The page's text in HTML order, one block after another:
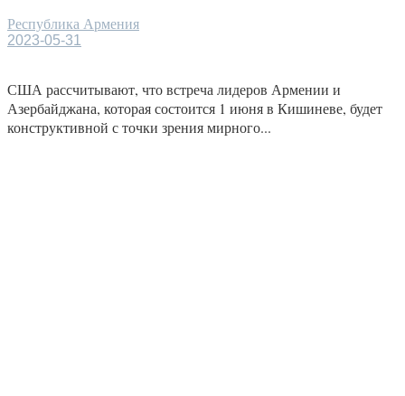
Республика Армения
2023-05-31
США рассчитывают, что встреча лидеров Армении и
Азербайджана, которая состоится 1 июня в Кишиневе, будет
конструктивной с точки зрения мирного...